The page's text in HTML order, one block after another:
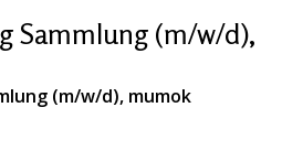
Sammlung (m/w/d),
(m/w/d), mumok